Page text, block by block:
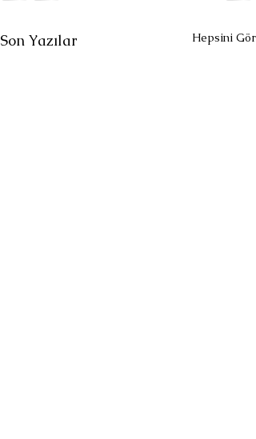
Son Yazılar Hepsini Gör